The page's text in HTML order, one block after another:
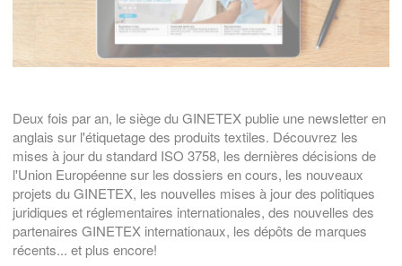
Deux fois par an, le siège du GINETEX publie une newsletter en
anglais sur l'étiquetage des produits textiles. Découvrez les
mises à jour du standard ISO 3758, les dernières décisions de
l'Union Européenne sur les dossiers en cours, les nouveaux
projets du GINETEX, les nouvelles mises à jour des politiques
juridiques et réglementaires internationales, des nouvelles des
partenaires GINETEX internationaux, les dépôts de marques
récents... et plus encore!